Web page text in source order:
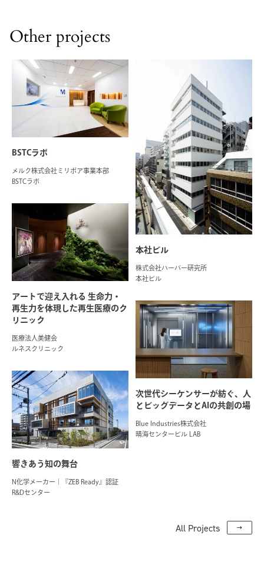
Other projects
BSTCラボ
メルク株式会社ミリポア事業本部
BSTCラボ
本社ビル
株式会社ハーバー研究所
本社ビル
アートで迎え入れる 生命力・
再生力を体現した再生医療のク
リニック
医療法人美健会
ルネスクリニック
次世代シーケンサーが紡ぐ、人
とビッグデータとAIの共創の場
Blue Industries株式会社
晴海センタービル LAB
響きあう知の舞台
N化学メーカー｜『ZEB Ready』認証
R&Dセンター
All Projects